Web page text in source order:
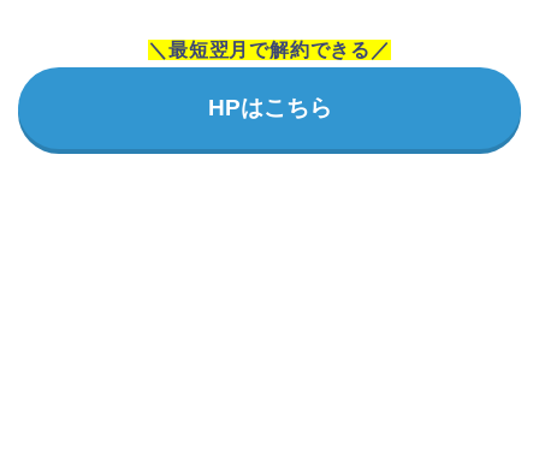
＼最短翌月で解約できる／
HPはこちら